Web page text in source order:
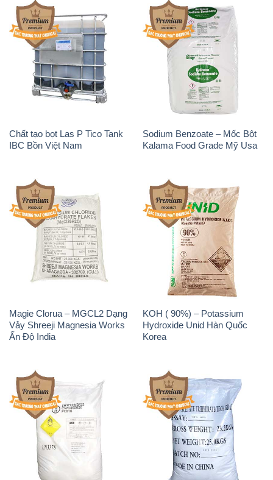
Chất tạo bọt Las P Tico Tank
IBC Bồn Việt Nam
Sodium Benzoate – Mốc Bột
Kalama Food Grade Mỹ Usa
Magie Clorua – MGCL2 Dạng
Vảy Shreeji Magnesia Works
Ấn Độ India
KOH ( 90%) – Potassium
Hydroxide Unid Hàn Quốc
Korea